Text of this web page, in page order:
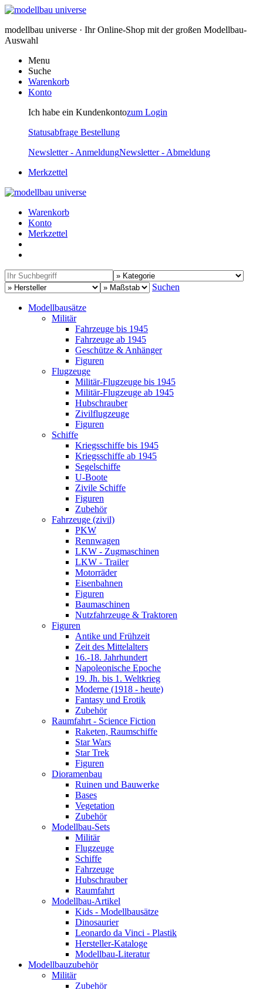
modellbau universe · Ihr Online-Shop mit der großen Modellbau-
Auswahl
Menu
Suche
Warenkorb
Konto
Ich habe ein Kundenkontozum Login
Statusabfrage Bestellung
Newsletter - AnmeldungNewsletter - Abmeldung
Merkzettel
Warenkorb
Konto
Merkzettel
Suchen
Modellbausätze
Militär
Fahrzeuge bis 1945
Fahrzeuge ab 1945
Geschütze & Anhänger
Figuren
Flugzeuge
Militär-Flugzeuge bis 1945
Militär-Flugzeuge ab 1945
Hubschrauber
Zivilflugzeuge
Figuren
Schiffe
Kriegsschiffe bis 1945
Kriegsschiffe ab 1945
Segelschiffe
U-Boote
Zivile Schiffe
Figuren
Zubehör
Fahrzeuge (zivil)
PKW
Rennwagen
LKW - Zugmaschinen
LKW - Trailer
Motorräder
Eisenbahnen
Figuren
Baumaschinen
Nutzfahrzeuge & Traktoren
Figuren
Antike und Frühzeit
Zeit des Mittelalters
16.-18. Jahrhundert
Napoleonische Epoche
19. Jh. bis 1. Weltkrieg
Moderne (1918 - heute)
Fantasy und Erotik
Zubehör
Raumfahrt - Science Fiction
Raketen, Raumschiffe
Star Wars
Star Trek
Figuren
Dioramenbau
Ruinen und Bauwerke
Bases
Vegetation
Zubehör
Modellbau-Sets
Militär
Flugzeuge
Schiffe
Fahrzeuge
Hubschrauber
Raumfahrt
Modellbau-Artikel
Kids - Modellbausätze
Dinosaurier
Leonardo da Vinci - Plastik
Hersteller-Kataloge
Modellbau-Literatur
Modellbauzubehör
Militär
Zubehör